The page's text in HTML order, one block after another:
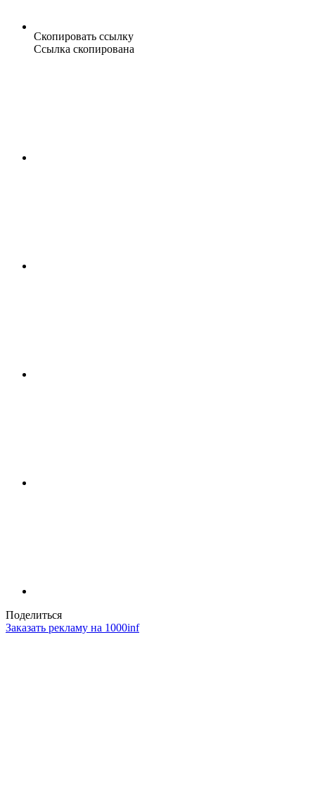
Скопировать ссылку
Ссылка скопирована
Поделиться
Заказать рекламу на 1000inf